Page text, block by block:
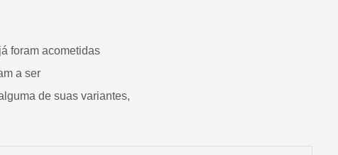
foram acometidas
a ser
de suas variantes,